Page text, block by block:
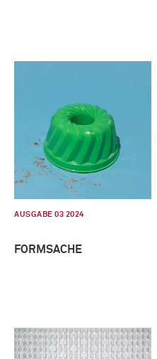
AUSGABE 03 2024
FORMSACHE